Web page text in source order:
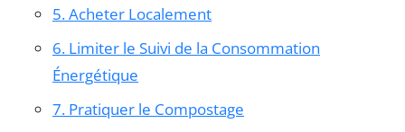
5. Acheter Localement
6. Limiter le Suivi de la Consommation
Énergétique
7. Pratiquer le Compostage